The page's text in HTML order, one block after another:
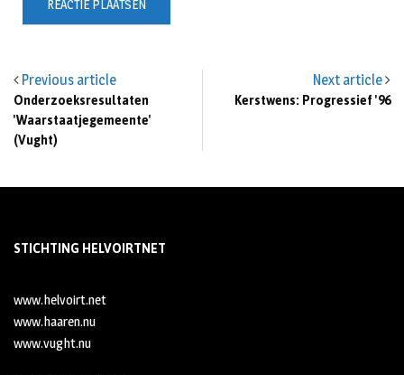
Previous article
Onderzoeksresultaten
'Waarstaatjegemeente'
(Vught)
Next article
Kerstwens: Progressief '96
STICHTING HELVOIRTNET
www.helvoirt.net
www.haaren.nu
www.vught.nu